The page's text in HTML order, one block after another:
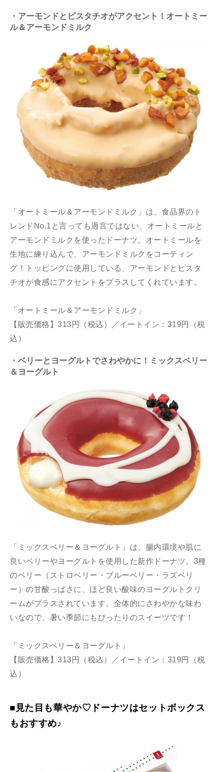
・アーモンドとピスタチオがアクセント！オートミー
ル＆アーモンドミルク
「オートミール＆アーモンドミルク」は、食品界のト
レンドNo.1と言っても過言ではない、オートミールと
アーモンドミルクを使ったドーナツ。オートミールを
生地に練り込んで、アーモンドミルクをコーティン
グ！トッピングに使用している、アーモンドとピスタ
チオが食感にアクセントをプラスしてくれています。
「オートミール＆アーモンドミルク」
【販売価格】313円（税込）／イートイン：319円（税
込）
・ベリーとヨーグルトでさわやかに！ミックスベリー
＆ヨーグルト
「ミックスベリー＆ヨーグルト」は、腸内環境や肌に
良いベリーやヨーグルトを使用した新作ドーナツ。3種
のベリー（ストロベリー・ブルーベリー・ラズベリ
ー）の甘酸っぱさに、ほど良い酸味のヨーグルトクリ
ームがプラスされています。全体的にさわやかな味わ
いなので、暑い季節にもぴったりのスイーツです！
「ミックスベリー＆ヨーグルト」
【販売価格】313円（税込）／イートイン：319円（税
込）
■見た目も華やか♡ドーナツはセットボックス
もおすすめ♪